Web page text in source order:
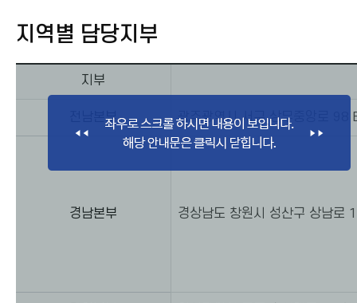
지역별 담당지부
지부
전남본부 광주광역시 서구 상무중앙로 98
경남본부 경상남도 창원시 성산구 상남로